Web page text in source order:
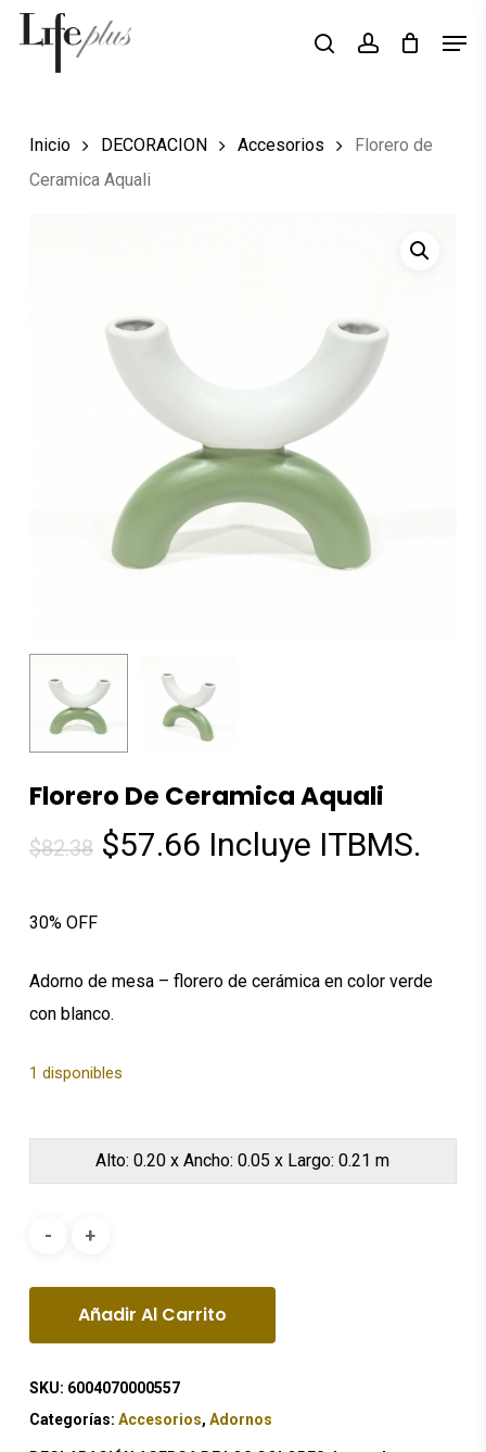
Skip
Búsqueda
productos
searchaccount
Inicio DECORACION Accesorios
Florero de
Ceramica Aquali
Florero De Ceramica Aquali
$82.38 El
$82.38.
$57.66El
$57.66.
Incluye ITBMS.
30% OFF
Adorno de mesa – florero de cerámica en color verde
con blanco.
1 disponibles
Alto: 0.20 x Ancho: 0.05 x Largo: 0.21 m
Añadir Al Carrito
SKU: 6004070000557
Categorías: Accesorios, Adornos